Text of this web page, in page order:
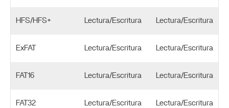
HFS/HFS+ Lectura/Escritura Lectura/Escritura
ExFAT Lectura/Escritura Lectura/Escritura
FAT16 Lectura/Escritura Lectura/Escritura
FAT32 Lectura/Escritura Lectura/Escritura